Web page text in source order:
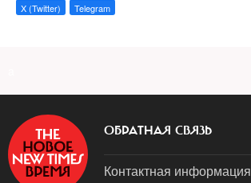
X (Twitter) Telegram
ОБРАТНАЯ СВЯЗЬ
Контактная информация